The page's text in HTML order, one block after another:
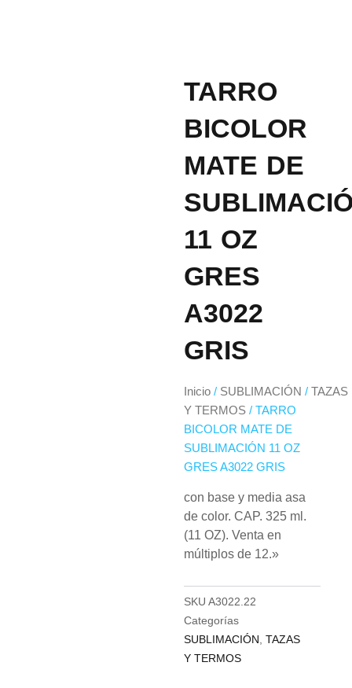
TARRO
BICOLOR
MATE DE
11 OZ
GRES
A3022
GRIS
Inicio / SUBLIMACIÓN / TAZAS
Y TERMOS / TARRO
BICOLOR MATE DE
SUBLIMACIÓN 11 OZ
GRES A3022 GRIS
con base y media asa
de color. CAP. 325 ml.
(11 OZ). Venta en
múltiplos de 12.»
SKU A3022.22
Categorías
SUBLIMACIÓN TAZAS
Y TERMOS